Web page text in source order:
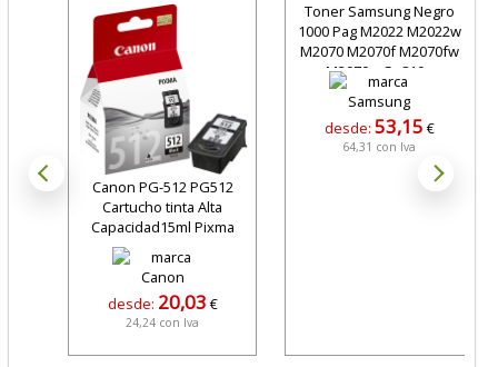
Canon PG-512 PG512
Cartucho tinta Alta
Capacidad15ml Pixma
desde: 20,03 €
24,24 con Iva
Toner Samsung Negro
1000 Pag M2022 M2022w
M2070 M2070f M2070fw
M2070w Su810a
desde: 53,15 €
64,31 con Iva